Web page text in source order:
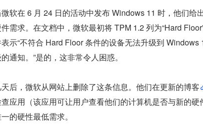
软在 6 月 24 日的活动中发布 Windows 11 时，他们给
需求。在文档中，微软最初将 TPM 1.2 列为“Hard
示“不符合 Hard Floor 条件的设备无法升级到
通知。”是的，这非常令人困惑。
天后，微软从网站上删除了这条信息。他们在更新的博客
应用（该应用可让用户查看他们的计算机是否与新的
的硬性最低需求。